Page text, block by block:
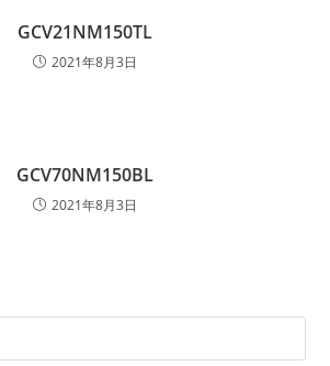
GCV21NM150TL
2021年8月3日
GCV70NM150BL
2021年8月3日